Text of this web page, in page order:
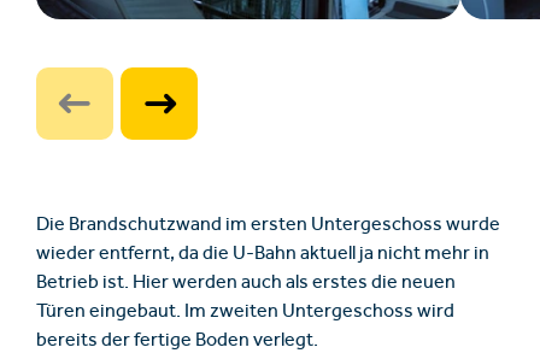
Die Brandschutzwand im ersten Untergeschoss wurde
wieder entfernt, da die U-Bahn aktuell ja nicht mehr in
Betrieb ist. Hier werden auch als erstes die neuen
Türen eingebaut. Im zweiten Untergeschoss wird
bereits der fertige Boden verlegt.